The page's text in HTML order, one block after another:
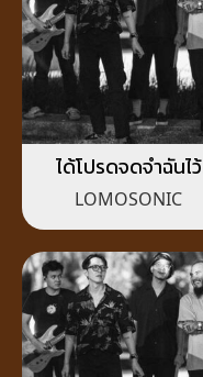
ได้โปรดจดจำฉันไว้
(MEMORY)
LOMOSONIC